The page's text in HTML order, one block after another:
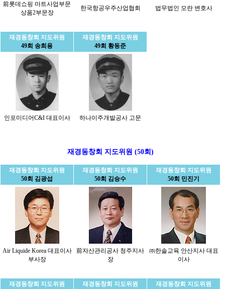
前롯데쇼핑 마트사업부문
상품2부문장
한국항공우주산업협회 법무법인 모란 변호사
재경동창회 지도위원
49회 송희용
재경동창회 지도위원
49회 황동준
인포미디어C&I 대표이사 하나이주개발공사 고문
재경동창회 지도위원 (50회)
재경동창회 지도위원
50회 김광섭
재경동창회 지도위원
50회 김승수
재경동창회 지도위원
50회 민진기
Air Liquide Korea 대표이사
부사장
前자산관리공사 청주지사
장
㈜한솔교육 안산지사 대표
이사
재경동창회 지도위원 재경동창회 지도위원 재경동창회 지도위원